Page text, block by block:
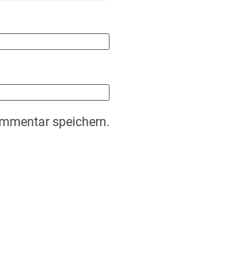
speichern.